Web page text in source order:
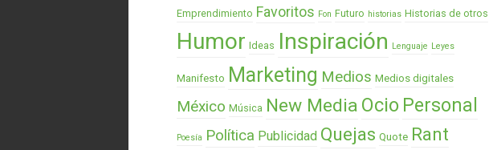
Emprendimiento Favoritos Fon Futuro historias Historias de otros
Humor Ideas Inspiración Lenguaje Leyes
Manifesto Marketing Medios Medios digitales
México Música New Media Ocio Personal
Poesía Política Publicidad Quejas Quote Rant